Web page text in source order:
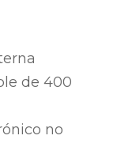
de 400
no